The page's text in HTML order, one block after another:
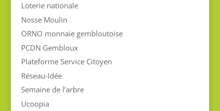
Loterie nationale
Nosse Moulin
ORNO monnaie gembloutoise
PCDN Gembloux
Plateforme Service Citoyen
Réseau-Idée
Semaine de l’arbre
Ucoopia